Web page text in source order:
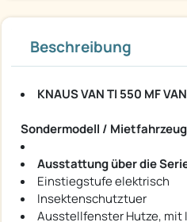
Beschreibung
KNAUS VAN TI 550 MF
Sondermodell /
Ausstattung über die
Einstiegstufe elektrisch
Insektenschutztuer
Ausstellfenster Hutze, mit